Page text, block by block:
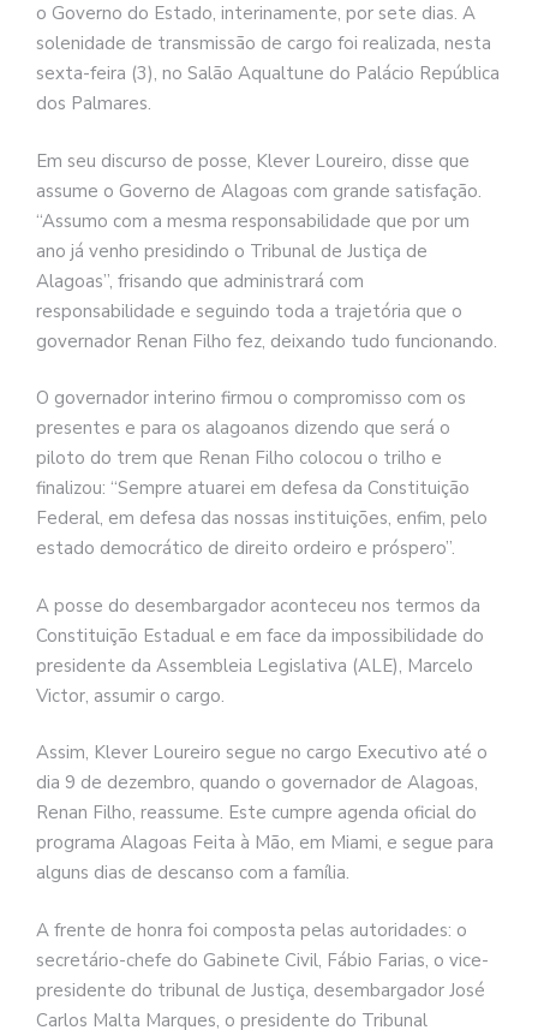
o Governo do Estado, interinamente, por sete dias. A
solenidade de transmissão de cargo foi realizada, nesta
sexta-feira (3), no Salão Aqualtune do Palácio República
dos Palmares.
Em seu discurso de posse, Klever Loureiro, disse que
assume o Governo de Alagoas com grande satisfação.
“Assumo com a mesma responsabilidade que por um
ano já venho presidindo o Tribunal de Justiça de
Alagoas”, frisando que administrará com
responsabilidade e seguindo toda a trajetória que o
governador Renan Filho fez, deixando tudo funcionando.
O governador interino firmou o compromisso com os
presentes e para os alagoanos dizendo que será o
piloto do trem que Renan Filho colocou o trilho e
finalizou: “Sempre atuarei em defesa da Constituição
Federal, em defesa das nossas instituições, enfim, pelo
estado democrático de direito ordeiro e próspero”.
A posse do desembargador aconteceu nos termos da
Constituição Estadual e em face da impossibilidade do
presidente da Assembleia Legislativa (ALE), Marcelo
Victor, assumir o cargo.
Assim, Klever Loureiro segue no cargo Executivo até o
dia 9 de dezembro, quando o governador de Alagoas,
Renan Filho, reassume. Este cumpre agenda oficial do
programa Alagoas Feita à Mão, em Miami, e segue para
alguns dias de descanso com a família.
A frente de honra foi composta pelas autoridades: o
secretário-chefe do Gabinete Civil, Fábio Farias, o vice-
presidente do tribunal de Justiça, desembargador José
Carlos Malta Marques, o presidente do Tribunal